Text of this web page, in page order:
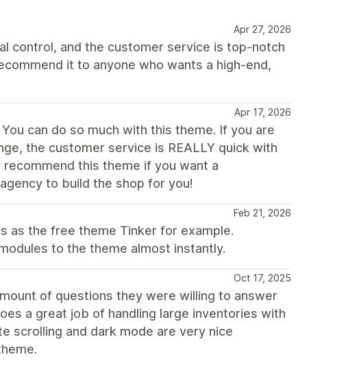
Apr 27, 2026
control, and the customer service is top-notch
it to anyone who wants a high-end,
Apr 17, 2026
can do so much with this theme. If you are
the customer service is REALLY quick with
this theme if you want a
to build the shop for you!
Feb 21, 2026
as the free theme Tinker for example.
to the theme almost instantly.
Oct 17, 2025
of questions they were willing to answer
a great job of handling large inventories with
scrolling and dark mode are very nice